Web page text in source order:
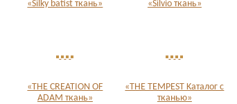
«Silky batist ткань» «Silvio ткань»
«THE CREATION OF
ADAM ткань»
«THE TEMPEST Kаталог c
тканью»